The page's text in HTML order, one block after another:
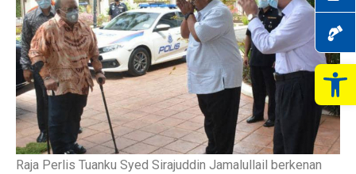
Raja Perlis Tuanku Syed Sirajuddin Jamalullail berkenan